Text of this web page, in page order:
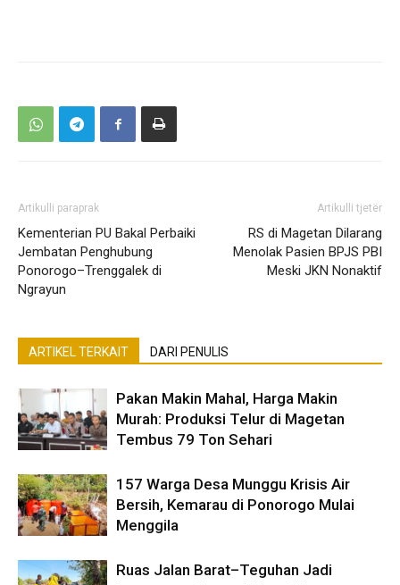
Artikulli paraprak
Kementerian PU Bakal Perbaiki
Jembatan Penghubung
Ponorogo–Trenggalek di
Ngrayun
Artikulli tjetër
RS di Magetan Dilarang
Menolak Pasien BPJS PBI
Meski JKN Nonaktif
ARTIKEL TERKAIT DARI PENULIS
Pakan Makin Mahal, Harga Makin
Murah: Produksi Telur di Magetan
Tembus 79 Ton Sehari
157 Warga Desa Munggu Krisis Air
Bersih, Kemarau di Ponorogo Mulai
Menggila
Ruas Jalan Barat–Teguhan Jadi